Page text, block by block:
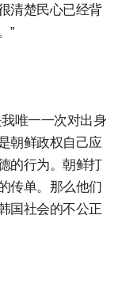
清楚民心已经背
”
唯一一次对出身
朝鲜政权自己应
的行为。朝鲜打
传单。那么他们
国社会的不公正